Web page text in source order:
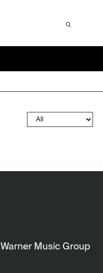
Warner Music Group